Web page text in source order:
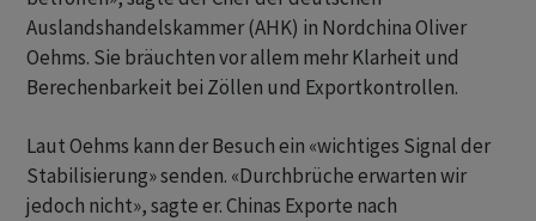
Auslandshandelskammer (AHK) in Nordchina Oliver
Oehms. Sie bräuchten vor allem mehr Klarheit und
Berechenbarkeit bei Zöllen und Exportkontrollen.
Laut Oehms kann der Besuch ein «wichtiges Signal der
Stabilisierung» senden. «Durchbrüche erwarten wir
jedoch nicht», sagte er. Chinas Exporte nach